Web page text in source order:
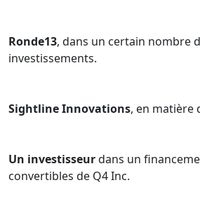
Ronde13, dans un certain nombre
investissements.
Sightline Innovations, en matière
Un investisseurdans un
convertibles de Q4 Inc.